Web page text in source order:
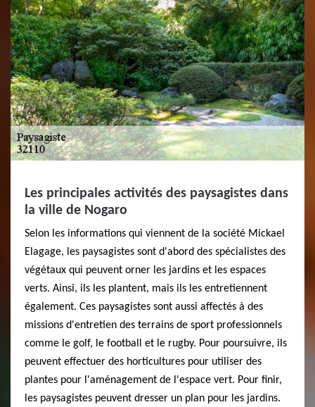
Les principales activités des paysagistes dans
la ville de Nogaro
Selon les informations qui viennent de la société Mickael
Elagage, les paysagistes sont d'abord des spécialistes des
végétaux qui peuvent orner les jardins et les espaces
verts. Ainsi, ils les plantent, mais ils les entretiennent
également. Ces paysagistes sont aussi affectés à des
missions d'entretien des terrains de sport professionnels
comme le golf, le football et le rugby. Pour poursuivre, ils
peuvent effectuer des horticultures pour utiliser des
plantes pour l'aménagement de l'espace vert. Pour finir,
les paysagistes peuvent dresser un plan pour les jardins.